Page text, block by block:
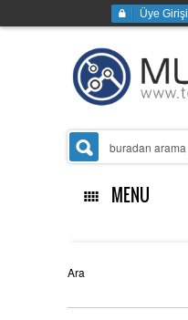
Üye Girişi
MENU
Ana Sayfa
Ara